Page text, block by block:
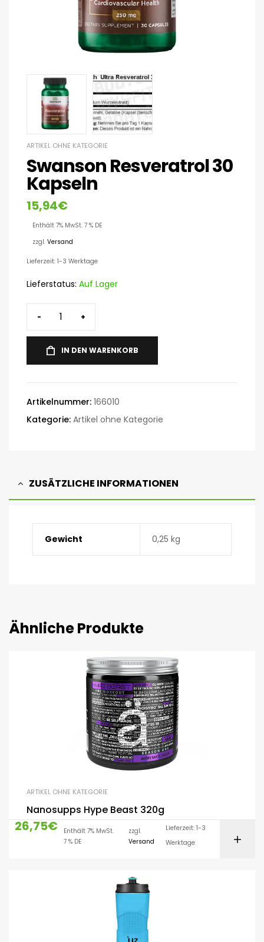
ARTIKEL OHNE KATEGORIE
Swanson Resveratrol 30
Kapseln
15,94€
Enthält 7% MwSt. 7 % DE
zzgl. Versand
Lieferzeit: 1-3 Werktage
Lieferstatus: Auf Lager
- +
IN DEN WARENKORB
Artikelnummer: 166010
Kategorie: Artikel ohne Kategorie
ZUSÄTZLICHE INFORMATIONEN
Gewicht 0,25 kg
Ähnliche Produkte
ARTIKEL OHNE KATEGORIE
Nanosupps Hype Beast 320g
26,75€
Enthält 7% MwSt.
7 % DE
zzgl.
Versand
Lieferzeit: 1-3
Werktage